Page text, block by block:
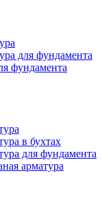
для фундамента
фундамента
в бухтах
для фундамента
арматура